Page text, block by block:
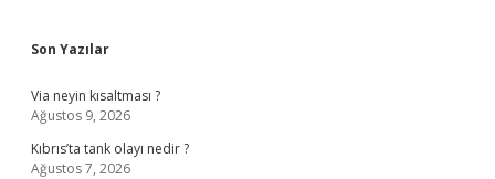
Sidebar
Son Yazılar
Via neyin kısaltması ?
Ağustos 9, 2026
Kıbrıs’ta tank olayı nedir ?
Ağustos 7, 2026